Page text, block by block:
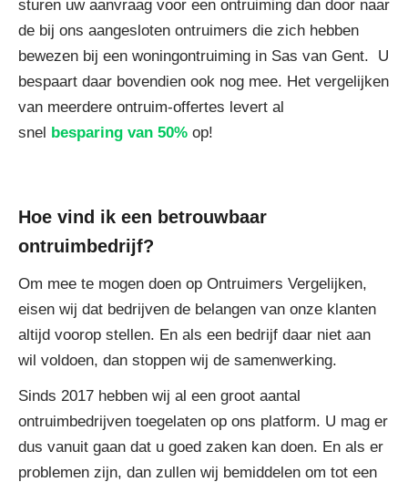
sturen uw aanvraag voor een ontruiming dan door naar
de bij ons aangesloten ontruimers die zich hebben
bewezen bij een woningontruiming in Sas van Gent. U
bespaart daar bovendien ook nog mee. Het vergelijken
van meerdere ontruim-offertes levert al
snel
besparing van 50% op!
Hoe vind ik een betrouwbaar
ontruimbedrijf?
Om mee te mogen doen op Ontruimers Vergelijken,
eisen wij dat bedrijven de belangen van onze klanten
altijd voorop stellen. En als een bedrijf daar niet aan
wil voldoen, dan stoppen wij de samenwerking.
Sinds 2017 hebben wij al een groot aantal
ontruimbedrijven toegelaten op ons platform. U mag er
dus vanuit gaan dat u goed zaken kan doen. En als er
problemen zijn, dan zullen wij bemiddelen om tot een